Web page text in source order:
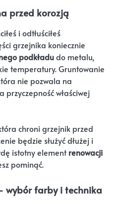
przed korozją
i odtłuściłeś
grzejnika koniecznie
podkładudo metalu,
temperatury. Gruntowanie
nie pozwala na
przyczepność właściwej
chroni grzejnik przed
będzie służyć dłużej i
istotny elementrenowacji
pominąć.
wybór farby i technika